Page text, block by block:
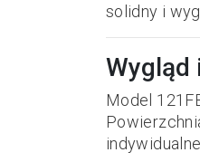
solidny i
Wygląd
Model